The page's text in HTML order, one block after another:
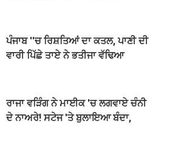
ਪੰਜਾਬ ''ਚ ਰਿਸ਼ਤਿਆਂ ਦਾ ਕਤਲ, ਪਾਣੀ ਦੀ
ਵਾਰੀ ਪਿੱਛੇ ਤਾਏ ਨੇ ਭਤੀਜਾ ਵੱਢਿਆ
ਰਾਜਾ ਵੜਿੰਗ ਨੇ ਮਾਈਕ 'ਚ ਲਗਵਾਏ ਚੰਨੀ
ਦੇ ਨਾਅਰੇ! ਸਟੇਜ 'ਤੇ ਬੁਲਾਇਆ ਬੰਦਾ,